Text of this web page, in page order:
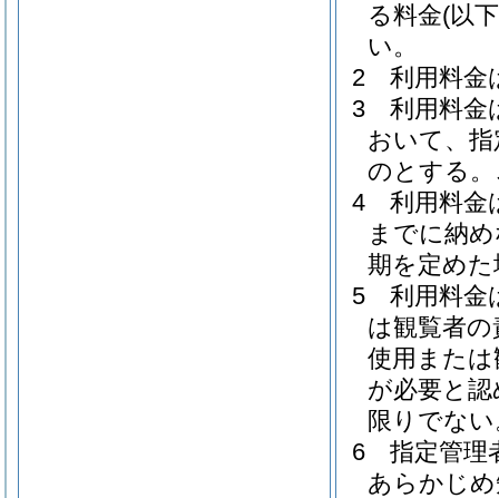
る料金(以
い。
2
利用料金
3
利用料金
おいて、
のとする。
4
利用料金
までに納
期を定め
5
利用料金
は観覧者
使用また
が必要と
限りでな
6
指定管理
あらかじ